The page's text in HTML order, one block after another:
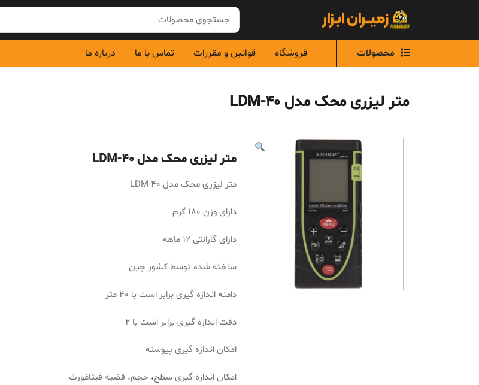
محصولات فروشگاه قوانین و مقررات تماس با ما درباره ما
متر لیزری محک مدل LDM-40
متر لیزری محک مدل LDM-40
متر لیزری محک مدل LDM-40
دارای وزن 180 گرم
دارای گارانتی 12 ماهه
ساخته شده توسط کشور چین
دامنه اندازه گیری برابر است با 40 متر
دقت اندازه گیری برابر است با 2
امکان اندازه گیری پیوسته
امکان اندازه گیری سطح، حجم، قضیه فیثاغورث